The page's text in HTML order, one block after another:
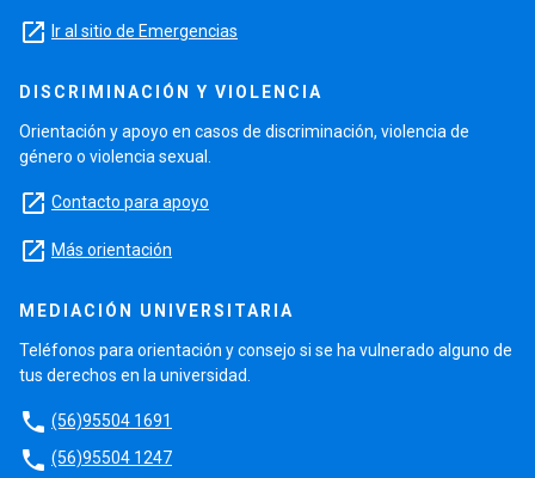
launch Ir al sitio de Emergencias
DISCRIMINACIÓN Y VIOLENCIA
Orientación y apoyo en casos de discriminación, violencia de
género o violencia sexual.
launch Contacto para apoyo
launch Más orientación
MEDIACIÓN UNIVERSITARIA
Teléfonos para orientación y consejo si se ha vulnerado alguno de
tus derechos en la universidad.
phone (56)95504 1691
phone (56)95504 1247